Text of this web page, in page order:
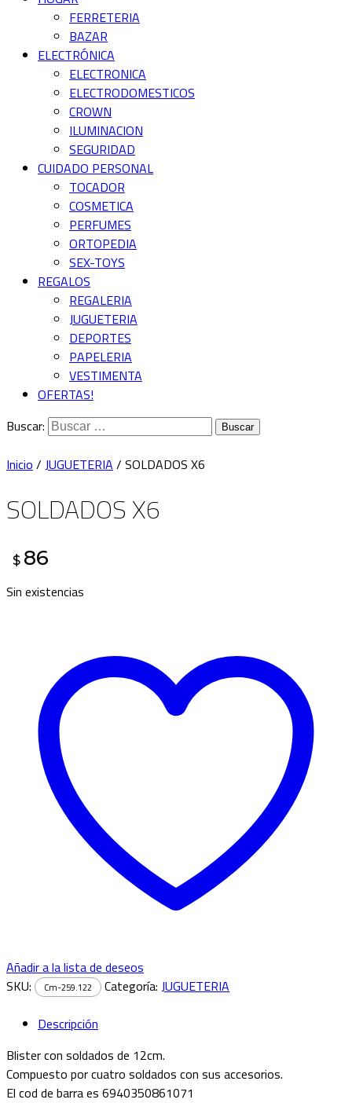
FERRETERIA
BAZAR
ELECTRÓNICA
ELECTRONICA
ELECTRODOMESTICOS
CROWN
ILUMINACION
SEGURIDAD
CUIDADO PERSONAL
TOCADOR
COSMETICA
PERFUMES
ORTOPEDIA
SEX-TOYS
REGALOS
REGALERIA
JUGUETERIA
DEPORTES
PAPELERIA
VESTIMENTA
OFERTAS!
Buscar:
Inicio / JUGUETERIA / SOLDADOS X6
SOLDADOS X6
$ 86
Sin existencias
Añadir a la lista de deseos
SKU:
Cm-259.122 Categoría:JUGUETERIA
Descripción
Blister con soldados de 12cm.
Compuesto por cuatro soldados con sus accesorios.
El cod de barra es 6940350861071